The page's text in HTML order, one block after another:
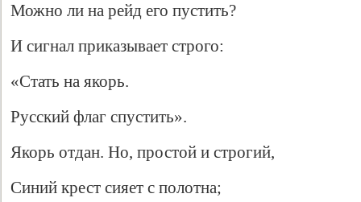
Можно ли на рейд его пустить?
И сигнал приказывает строго:
«Стать на якорь.
Русский флаг спустить».
Якорь отдан. Но, простой и строгий,
Синий крест сияет с полотна;